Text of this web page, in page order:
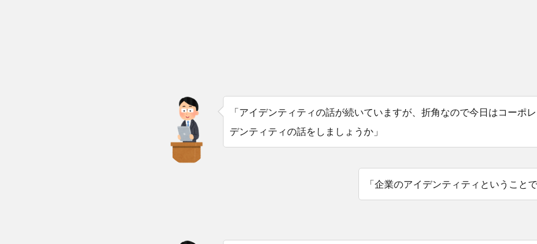
「アイデンティティの話が続いていますが、折角なので今日はコーポ
デンティティの話をしましょうか」
「企業のアイデンティティということ